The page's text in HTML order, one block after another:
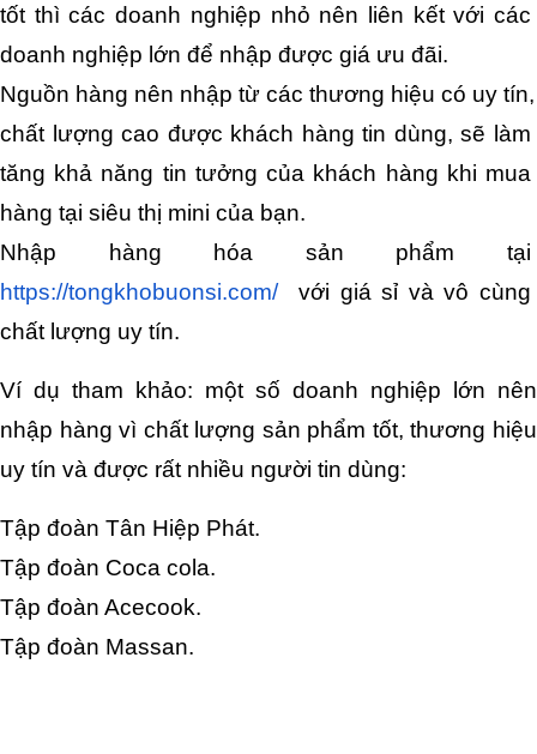
tốt thì các doanh nghiệp nhỏ nên liên kết với các
doanh nghiệp lớn để nhập được giá ưu đãi.
Nguồn hàng nên nhập từ các thương hiệu có uy tín,
chất lượng cao được khách hàng tin dùng, sẽ làm
tăng khả năng tin tưởng của khách hàng khi mua
hàng tại siêu thị mini của bạn.
https://tongkhobuonsi.com/
với giá sỉ và vô cùng
chất lượng uy tín.
Ví dụ tham khảo: một số doanh nghiệp lớn nên
nhập hàng vì chất lượng sản phẩm tốt, thương hiệu
uy tín và được rất nhiều người tin dùng:
Tập đoàn Tân Hiệp Phát.
Tập đoàn Coca cola.
Tập đoàn Acecook.
Tập đoàn Massan.